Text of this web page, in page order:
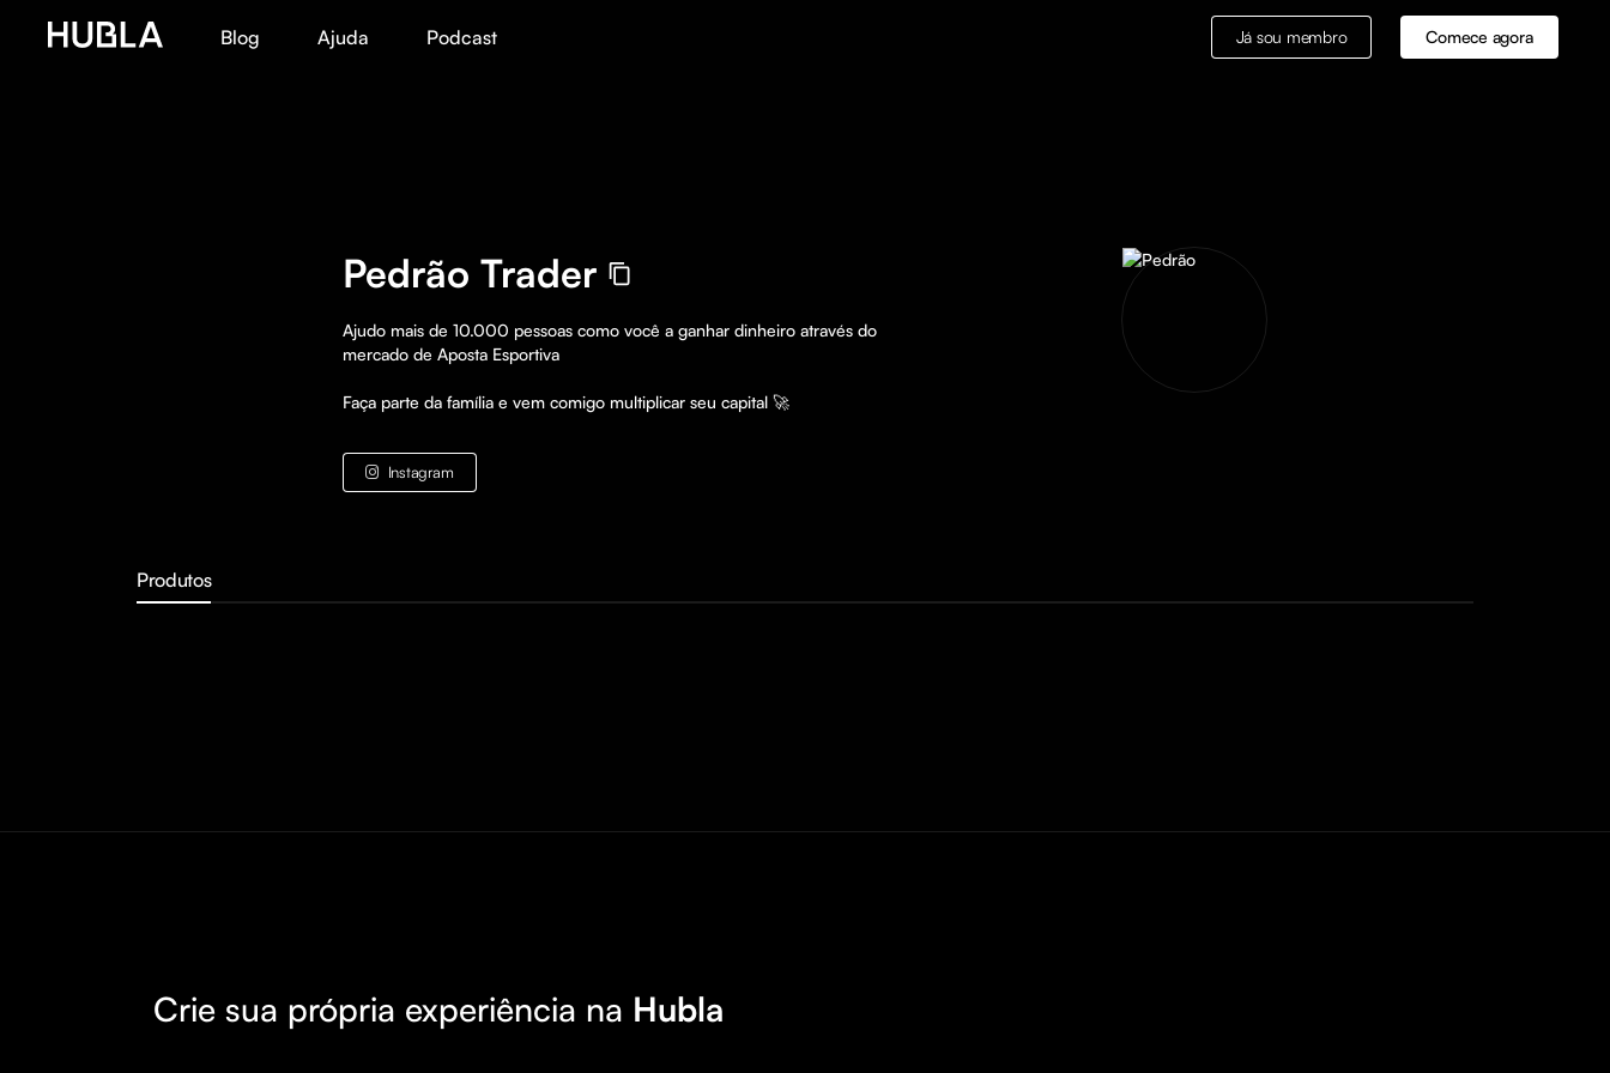
Blog Ajuda Podcast Já sou membro Comece agora
Pedrão Trader
Ajudo mais de 10.000 pessoas como você a ganhar dinheiro através do
mercado de Aposta Esportiva
Faça parte da família e vem comigo multiplicar seu capital 🚀
Instagram
Produtos
Crie sua própria experiência na Hubla